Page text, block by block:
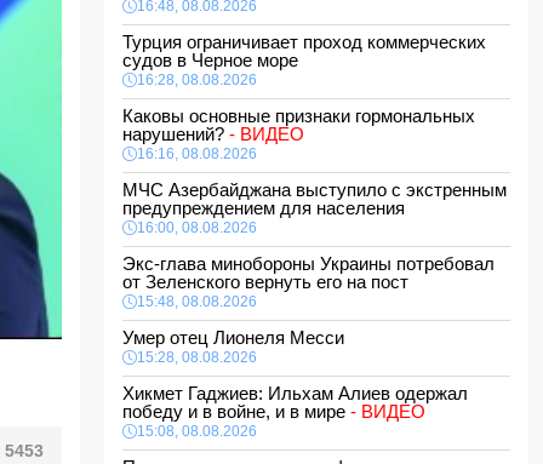
5453
16:48, 08.08.2026
Турция ограничивает проход коммерческих
судов в Черное море
16:28, 08.08.2026
Каковы основные признаки гормональных
нарушений? - ВИДЕО
16:16, 08.08.2026
МЧС Азербайджана выступило с экстренным
предупреждением для населения
16:00, 08.08.2026
Экс-глава минобороны Украины потребовал
от Зеленского вернуть его на пост
15:48, 08.08.2026
Умер отец Лионеля Месси
15:28, 08.08.2026
Хикмет Гаджиев: Ильхам Алиев одержал
победу и в войне, и в мире - ВИДЕО
15:08, 08.08.2026